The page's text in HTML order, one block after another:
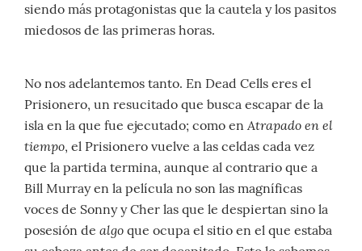
siendo más protagonistas que la cautela y los pasitos
miedosos de las primeras horas.
No nos adelantemos tanto. En Dead Cells eres el
Prisionero, un resucitado que busca escapar de la
isla en la que fue ejecutado; como enAtrapado en el
tiempo, el Prisionero vuelve a las celdas cada vez
que la partida termina, aunque al contrario que a
Bill Murray en la película no son las magníficas
voces de Sonny y Cher las que le despiertan sino la
posesión de algo que ocupa el sitio en el que estaba